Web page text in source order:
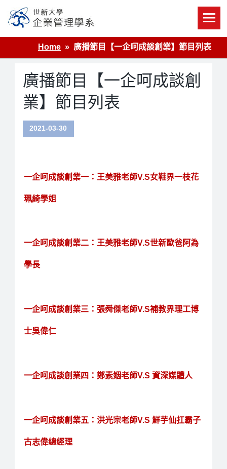
content
世新大學企業管理學系
Home
廣播節目【一企呵成談創業】節目列表
廣播節目【一企呵成談創
業】節目列表
2021-03-30
一企呵成談創業一：王美雅老師V.S女鞋界一枝花
珮綺學姐
一企呵成談創業二：王美雅老師V.S世新歐爸阿為
學長
一企呵成談創業三：張舜傑老師V.S補教界理工博
士吳偉仁
一企呵成談創業四：鄭素姻老師V.S 資深媒體人
一企呵成談創業五：洪光宗老師V.S 鮮芋仙扛霸子
古志偉總經理